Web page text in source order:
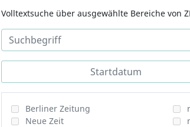
Volltextsuche über ausgewählte Bereiche von
Berliner Zeitung
Neue Zeit